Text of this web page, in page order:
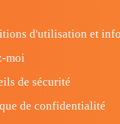
d'utilisation et
moi
de sécurité
de confidentialité